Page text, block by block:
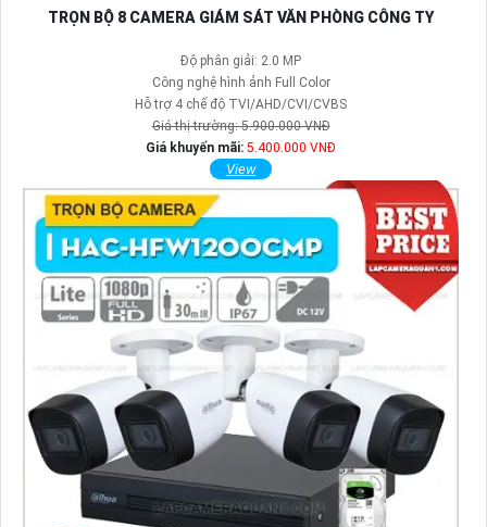
TRỌN BỘ 8 CAMERA GIÁM SÁT VĂN PHÒNG CÔNG TY
Độ phân giải: 2.0 MP
Công nghệ hình ảnh Full Color
Hỗ trợ 4 chế độ TVI/AHD/CVI/CVBS
Giá thị trường: 5.900.000 VNĐ
Giá khuyến mãi: 5.400.000 VNĐ
View